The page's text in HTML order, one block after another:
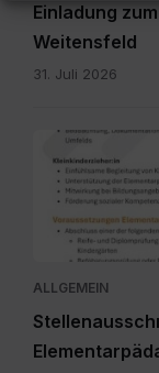
Einladung
Weitensfeld
31. Juli 2026
Personalpool
Bezirk
Feldkirchen
St.
Veit.pdf
ALLGEMEIN